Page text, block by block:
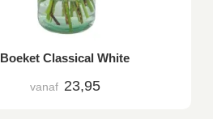
Boeket Classical White
vanaf 23,95